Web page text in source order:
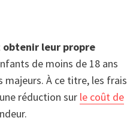
obtenir leur propre
de moins de 18 ans
majeurs. À ce titre, les frais
réduction sur le coût de